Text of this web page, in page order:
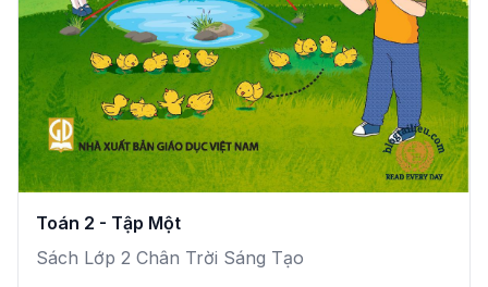
Toán 2 - Tập Một
Sách Lớp 2 Chân Trời Sáng Tạo